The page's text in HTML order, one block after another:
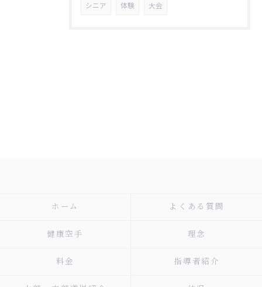
シニア 体験 大会
ホーム よくある質問
健康空手 理念
料金 指導者紹介